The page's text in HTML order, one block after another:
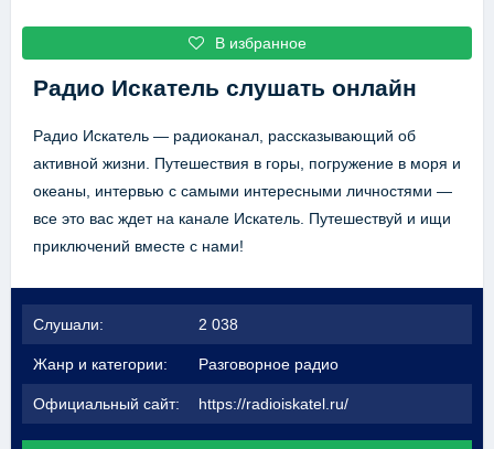
В избранное
Радио Искатель слушать онлайн
Радио Искатель — радиоканал, рассказывающий об
активной жизни. Путешествия в горы, погружение в моря и
океаны, интервью с самыми интересными личностями —
все это вас ждет на канале Искатель. Путешествуй и ищи
приключений вместе с нами!
Слушали: 2 038
Жанр и категории: Разговорное радио
Официальный сайт: https://radioiskatel.ru/